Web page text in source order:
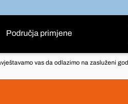
Područja primjene
vas da odlazimo na zasluženi